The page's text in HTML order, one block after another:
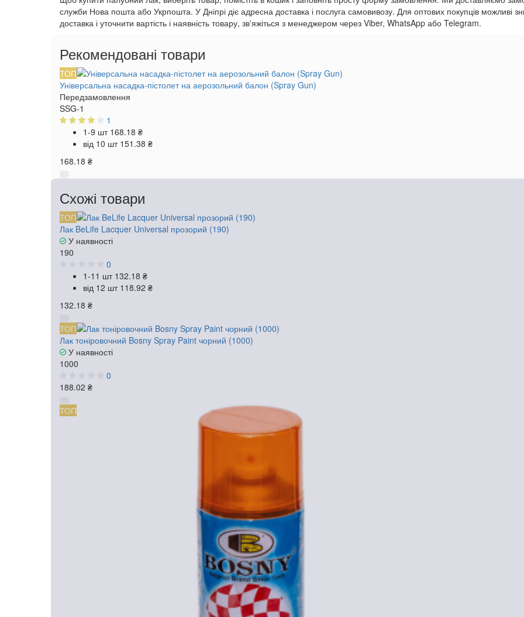
служби Нова пошта або Укрпошта. У Дніпрі діє адресна доставка і послуга самовивозу. Для оптових покупців можливі
доставка і уточнити вартість і наявність товару, зв'яжіться з менеджером через Viber, WhatsApp або Telegram.
Рекомендовані товари
ТОП
Універсальна насадка-пістолет на аерозольний балон (Spray Gun)
Передзамовлення
SSG-1
1
1-9 шт 168.18 ₴
від 10 шт 151.38 ₴
168.18 ₴
Схожі товари
ТОП
Лак BeLife Lacquer Universal прозорий (190)
У наявності
190
0
1-11 шт 132.18 ₴
від 12 шт 118.92 ₴
132.18 ₴
ТОП
Лак тоніровочний Bosny Spray Paint чорний (1000)
У наявності
1000
0
188.02 ₴
ТОП